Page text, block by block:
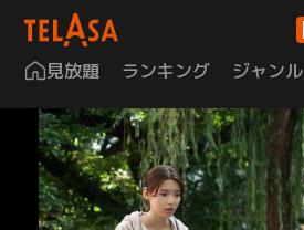
見放題 ランキング ジャンル